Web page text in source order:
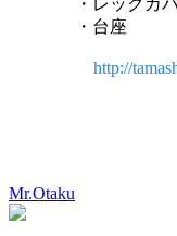
Mr.Otaku
・台座
http://